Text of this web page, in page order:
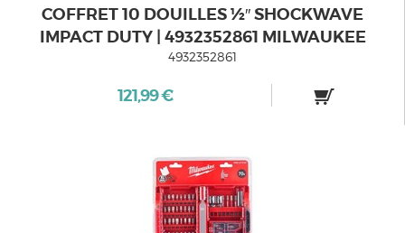
COFFRET 10 DOUILLES ½″ SHOCKWAVE
IMPACT DUTY | 4932352861 MILWAUKEE
4932352861
121,99 €